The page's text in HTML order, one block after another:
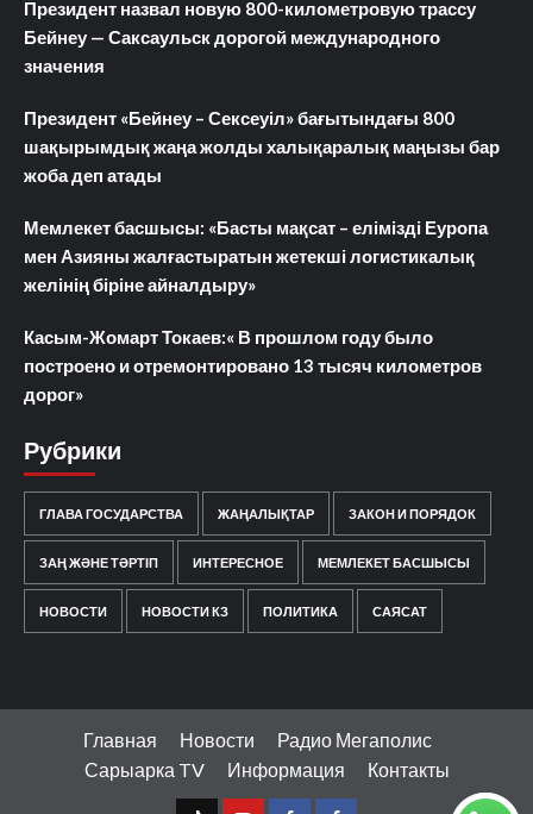
Президент назвал новую 800-километровую трассу
Бейнеу — Саксаульск дорогой международного
значения
Президент «Бейнеу – Сексеуіл» бағытындағы 800
шақырымдық жаңа жолды халықаралық маңызы бар
жоба деп атады
Мемлекет басшысы: «Басты мақсат – елімізді Еуропа
мен Азияны жалғастыратын жетекші логистикалық
желінің біріне айналдыру»
Касым-Жомарт Токаев:« В прошлом году было
построено и отремонтировано 13 тысяч километров
дорог»
Рубрики
ГЛАВА ГОСУДАРСТВА ЖАҢАЛЫҚТАР ЗАКОН И ПОРЯДОК
ЗАҢ ЖӘНЕ ТӘРТІП ИНТЕРЕСНОЕ МЕМЛЕКЕТ БАСШЫСЫ
НОВОСТИ НОВОСТИ КЗ ПОЛИТИКА САЯСАТ
Главная Новости
Радио Мегаполис
Сарыарка TV
Информация Контакты